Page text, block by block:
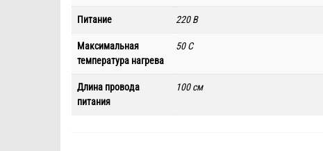
Питание 220 В
Максимальная
температура нагрева
50 C
Длина провода
питания
100 см